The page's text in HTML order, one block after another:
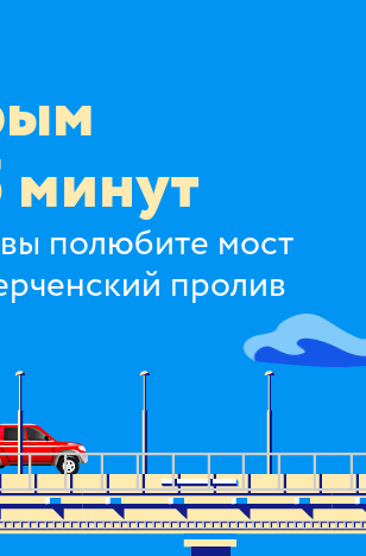
минут
полюбите мост
пролив